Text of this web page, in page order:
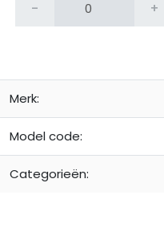
- +
Merk:
Model code:
Categorieën: